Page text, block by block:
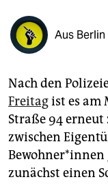
shop
fragen & hilfe
unterstützen
abo
genossenschaft
epaper login
Aus Berlin
Nach den
Freitagist es am
Straße 94
zwischen
zunächst einen